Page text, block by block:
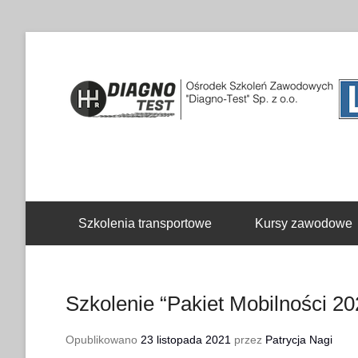
Szkolenia transportowe
Kursy zawodowe
Szkolenie “Pakiet Mobilności
Opublikowano 23 listopada 2021 przez Patrycja Nagi